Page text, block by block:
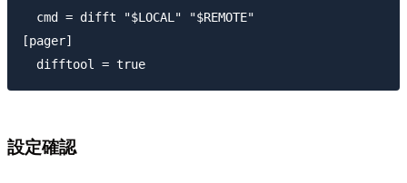
  cmd = difft "$LOCAL" "$REMOTE"
[pager]
設定確認